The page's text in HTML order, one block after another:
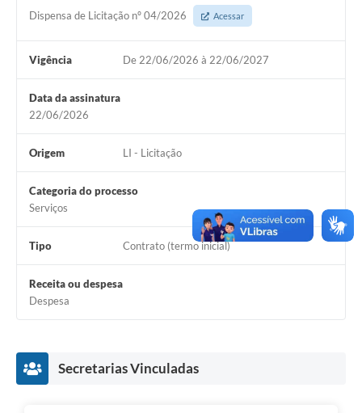
Dispensa de Licitação nº 04/2026
Acessar
Vigência De 22/06/2026 à 22/06/2027
Data da assinatura
22/06/2026
Origem LI - Licitação
Categoria do processo
Serviços
Tipo Contrato (termo inicial)
Receita ou despesa
Despesa
Secretarias Vinculadas